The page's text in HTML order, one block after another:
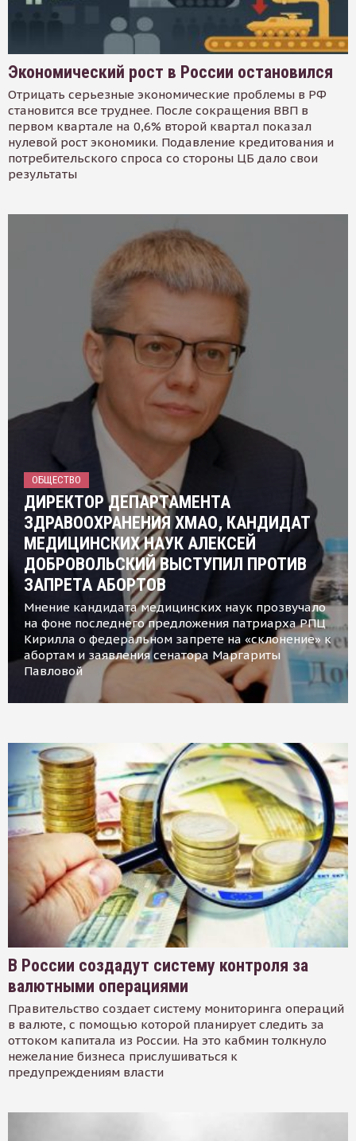
Экономический рост в России остановился
Отрицать серьезные экономические проблемы в РФ
становится все труднее. После сокращения ВВП в
первом квартале на 0,6% второй квартал показал
нулевой рост экономики. Подавление кредитования и
потребительского спроса со стороны ЦБ дало свои
результаты
ОБЩЕСТВО
ДИРЕКТОР ДЕПАРТАМЕНТА
ЗДРАВООХРАНЕНИЯ ХМАО, КАНДИДАТ
МЕДИЦИНСКИХ НАУК АЛЕКСЕЙ
ДОБРОВОЛЬСКИЙ ВЫСТУПИЛ ПРОТИВ
ЗАПРЕТА АБОРТОВ
Мнение кандидата медицинских наук прозвучало
на фоне последнего предложения патриарха РПЦ
Кирилла о федеральном запрете на «склонение» к
абортам и заявления сенатора Маргариты
Павловой
В России создадут систему контроля за
валютными операциями
Правительство создает систему мониторинга операций
в валюте, с помощью которой планирует следить за
оттоком капитала из России. На это кабмин толкнуло
нежелание бизнеса прислушиваться к
предупреждениям власти